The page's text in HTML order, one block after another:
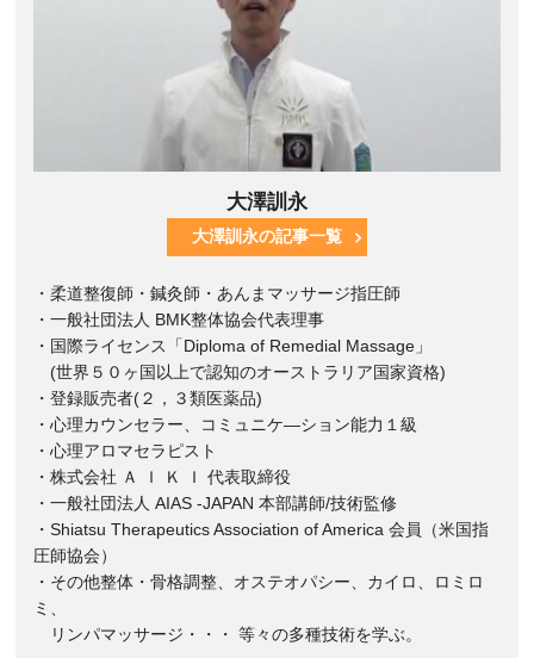
大澤訓永
大澤訓永の記事一覧
・柔道整復師・鍼灸師・あんまマッサージ指圧師
・一般社団法人 BMK整体協会代表理事
・国際ライセンス「Diploma of Remedial Massage」
(世界５０ヶ国以上で認知のオーストラリア国家資格)
・登録販売者(２，３類医薬品)
・心理カウンセラー、コミュニケ―ション能力１級
・心理アロマセラピスト
・株式会社 Ａ Ｉ Ｋ Ｉ 代表取締役
・一般社団法人 AIAS -JAPAN 本部講師/技術監修
・Shiatsu Therapeutics Association of America 会員（米国指
圧師協会）
・その他整体・骨格調整、オステオパシー、カイロ、ロミロ
ミ、
リンパマッサージ・・・ 等々の多種技術を学ぶ。